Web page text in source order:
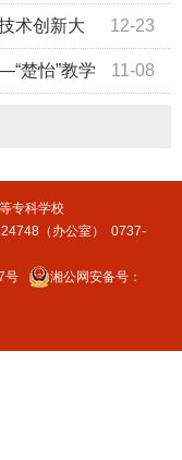
12-23
术创新大
佳绩 11-08
楚怡”教学
专科学校
（办公室） 0737-
号
湘公网安备号：